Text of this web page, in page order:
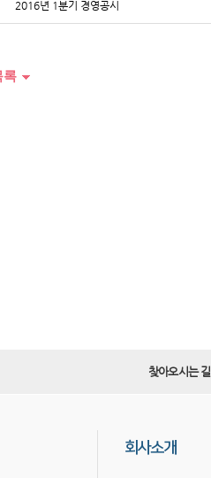
2016년 1분기 경영공시
록
찾아오시는 길
회사소개